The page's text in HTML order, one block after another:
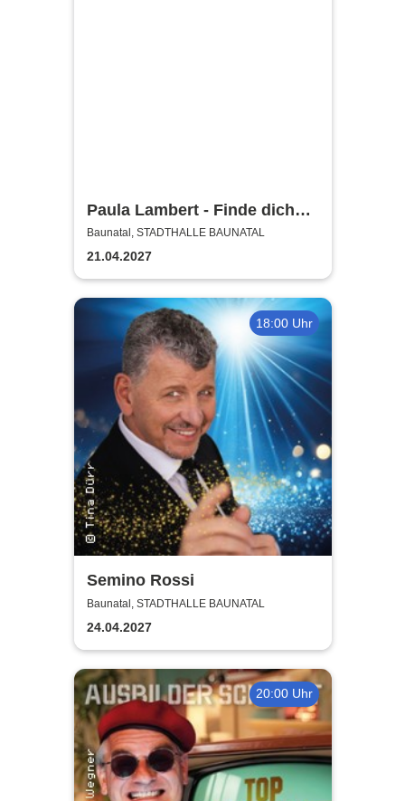
Paula Lambert - Finde dich
gut, sonst findet dich keiner
Baunatal, STADTHALLE BAUNATAL
21.04.2027
18:00 Uhr
Semino Rossi
Baunatal, STADTHALLE BAUNATAL
24.04.2027
20:00 Uhr